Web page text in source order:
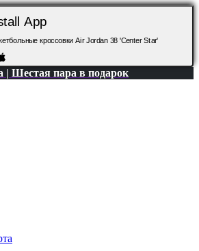
App
кроссовки Air Jordan 38 'Center Star'
| Шестая пара в подарок